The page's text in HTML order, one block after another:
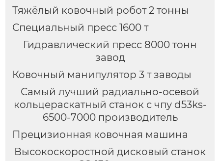
Тяжёлый ковочный робот 2 тонны
Специальный пресс 1600 т
Гидравлический пресс 8000 тонн
завод
Ковочный манипулятор 3 т заводы
Самый лучший радиально-осевой
кольцераскатный станок с чпу d53ks-
6500-7000 производитель
Прецизионная ковочная машина
Высокоскоростной дисковый станок